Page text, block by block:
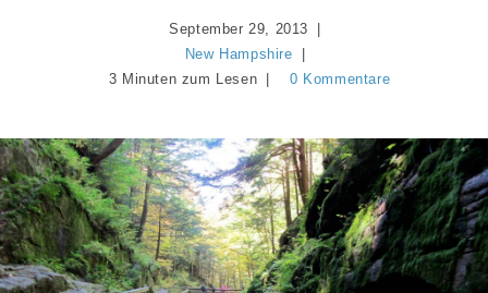
September 29, 2013
New Hampshire
3 Minuten zum Lesen
0 Kommentare